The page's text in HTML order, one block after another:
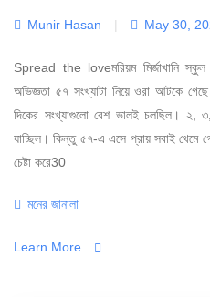
Munir Hasan | May 30,
Spread the loveমরিয়ম মির্জাখানি স্কুল
অভিজ্ঞতা ৫৭ সংখ্যাটা নিয়ে ওরা আটকে
দিকের সংখ্যাগুলো বেশ ভালই চলছিল। ২,
যাচ্ছিল। কিন্তু ৫৭-এ এসে প্রায় সবাই থেমে
চেষ্টা করে30
Categories
মনের জানালা
Learn More